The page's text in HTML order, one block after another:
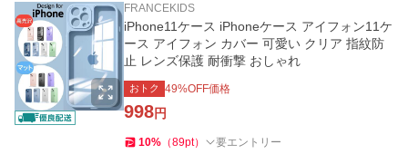
FRANCEKIDS
iPhone11ケース iPhoneケース アイフォン11ケ
ース アイフォン カバー 可愛い クリア 指紋防
止 レンズ保護 耐衝撃 おしゃれ
おトク 49%OFF価格
998円
10% （89pt） 要エントリー